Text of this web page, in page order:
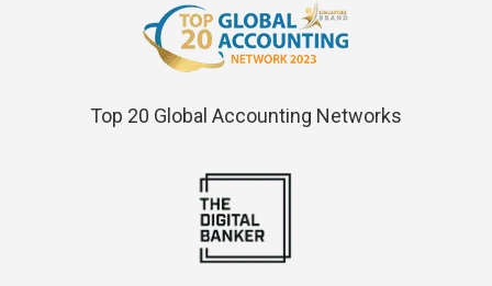
Top 20 Global Accounting Networks